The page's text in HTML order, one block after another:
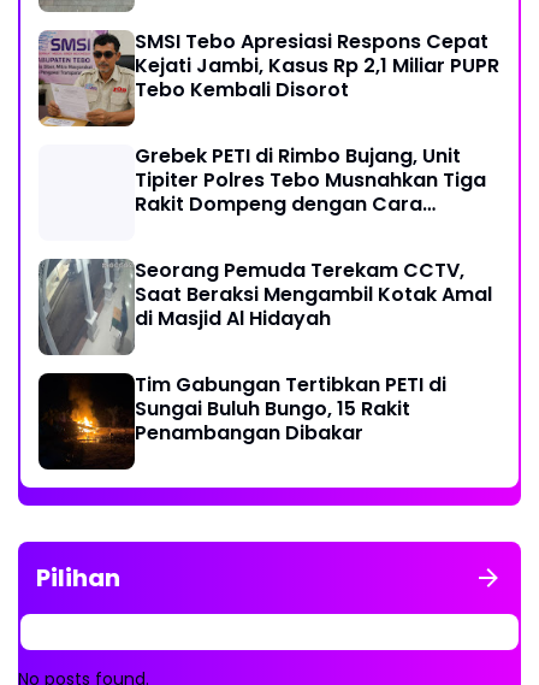
SMSI Tebo Apresiasi Respons Cepat
Kejati Jambi, Kasus Rp 2,1 Miliar PUPR
Tebo Kembali Disorot
Grebek PETI di Rimbo Bujang, Unit
Tipiter Polres Tebo Musnahkan Tiga
Rakit Dompeng dengan Cara
Seorang Pemuda Terekam CCTV,
Saat Beraksi Mengambil Kotak Amal
di Masjid Al Hidayah
Tim Gabungan Tertibkan PETI di
Sungai Buluh Bungo, 15 Rakit
Penambangan Dibakar
Pilihan
No posts found.